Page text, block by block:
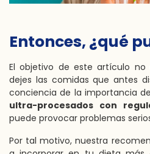
Entonces, ¿qué
El objetivo de este artículo
dejes las comidas que antes
conciencia de la importancia de
ultra-procesados con
puede provocar problemas
Por tal motivo, nuestra